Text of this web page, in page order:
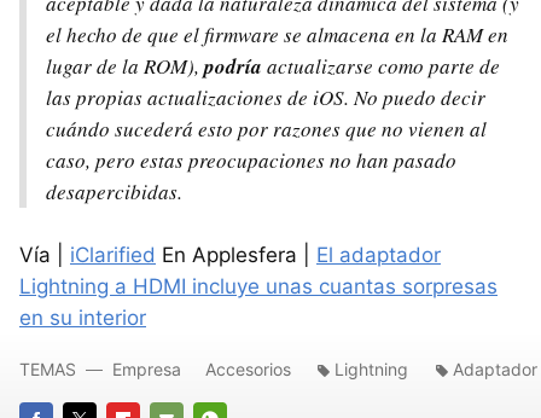
el hecho de que el firmware se almacena en la RAM en
lugar de la ROM),podría actualizarse como parte de
las propias actualizaciones de iOS. No puedo decir
cuándo sucederá esto por razones que no vienen al
caso, pero estas preocupaciones no han pasado
desapercibidas.
Vía | iClarified En Applesfera | El adaptador
Lightning a HDMI incluye unas cuantas sorpresas
en su interior
TEMAS Empresa Accesorios Lightning Adaptador